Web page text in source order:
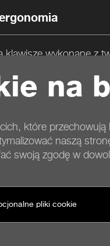
na
które
naszą
swoją zgodę w
pliki cookie
klawisze wykonane z
aluminium
kątowymi
Zasady anulowania